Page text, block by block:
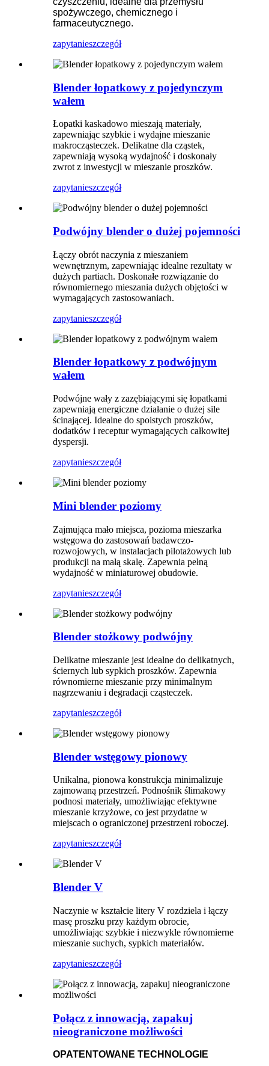
spożywczego, chemicznego i
farmaceutycznego.
zapytanieszczegół
Blender łopatkowy z pojedynczym
wałem
Łopatki kaskadowo mieszają materiały,
zapewniając szybkie i wydajne mieszanie
makrocząsteczek. Delikatne dla cząstek,
zapewniają wysoką wydajność i doskonały
zwrot z inwestycji w mieszanie proszków.
zapytanieszczegół
Podwójny blender o dużej pojemności
Łączy obrót naczynia z mieszaniem
wewnętrznym, zapewniając idealne rezultaty w
dużych partiach. Doskonałe rozwiązanie do
równomiernego mieszania dużych objętości w
wymagających zastosowaniach.
zapytanieszczegół
Blender łopatkowy z podwójnym
wałem
Podwójne wały z zazębiającymi się łopatkami
zapewniają energiczne działanie o dużej sile
ścinającej. Idealne do spoistych proszków,
dodatków i receptur wymagających całkowitej
dyspersji.
zapytanieszczegół
Mini blender poziomy
Zajmująca mało miejsca, pozioma mieszarka
wstęgowa do zastosowań badawczo-
rozwojowych, w instalacjach pilotażowych lub
produkcji na małą skalę. Zapewnia pełną
wydajność w miniaturowej obudowie.
zapytanieszczegół
Blender stożkowy podwójny
Delikatne mieszanie jest idealne do delikatnych,
ściernych lub sypkich proszków. Zapewnia
równomierne mieszanie przy minimalnym
nagrzewaniu i degradacji cząsteczek.
zapytanieszczegół
Blender wstęgowy pionowy
Unikalna, pionowa konstrukcja minimalizuje
zajmowaną przestrzeń. Podnośnik ślimakowy
podnosi materiały, umożliwiając efektywne
mieszanie krzyżowe, co jest przydatne w
miejscach o ograniczonej przestrzeni roboczej.
zapytanieszczegół
Blender V
Naczynie w kształcie litery V rozdziela i łączy
masę proszku przy każdym obrocie,
umożliwiając szybkie i niezwykle równomierne
mieszanie suchych, sypkich materiałów.
zapytanieszczegół
Połącz z innowacją, zapakuj
nieograniczone możliwości
OPATENTOWANE TECHNOLOGIE